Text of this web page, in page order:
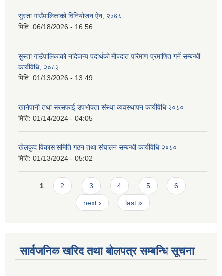
सुस्ता गाउँपालिकाको विनियोजन ऐन, २०७८
मिति: 06/18/2026 - 16:56
सुस्ता गाउँपालिकाको नदिजन्य पदार्थको मौज्दात परिमाण प्रमाणित गर्ने सम्बन्धी
कार्यविधि, २०८२
मिति: 01/13/2026 - 13:49
खानेपानी तथा सरसफाई उपभोक्ता संस्था व्यवस्थापन कार्यविधि २०८०
मिति: 01/14/2024 - 04:05
खेलकुद विकास समिति गठन तथा संचालन सम्बन्धी कार्यविधि २०८०
मिति: 01/13/2024 - 05:02
Pages
1 2 3 4 5 6
next › last »
सार्वजनिक खरिद तथा बोलपत्र सम्बन्धि सूचना